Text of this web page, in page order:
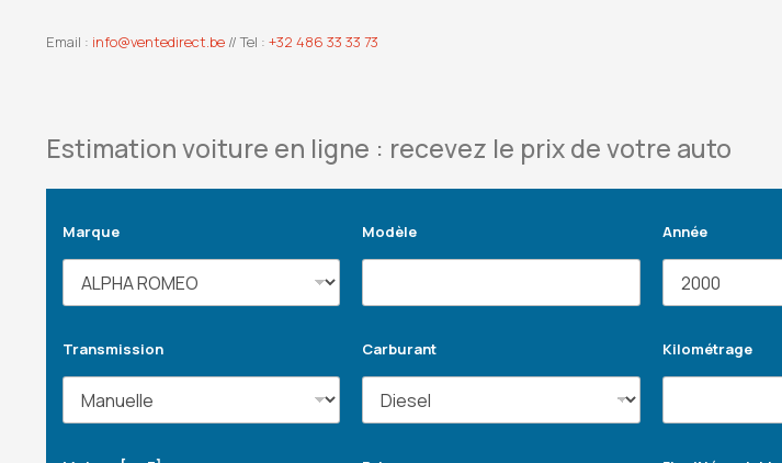
Email : info@ventedirect.be // Tel : +32 486 33 33 73
Estimation voiture en ligne : recevez le prix de votre auto
Marque Modèle Année
Transmission Carburant Kilométrage